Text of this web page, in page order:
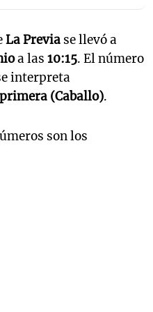
La Previa se llevó a
a las 10:15. El número
interpreta
(Caballo).
son los